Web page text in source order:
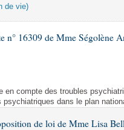
de vie)
n° 16309 de Mme Ségolène
en compte des troubles
psychiatriques dans le plan
de loi de Mme Lisa